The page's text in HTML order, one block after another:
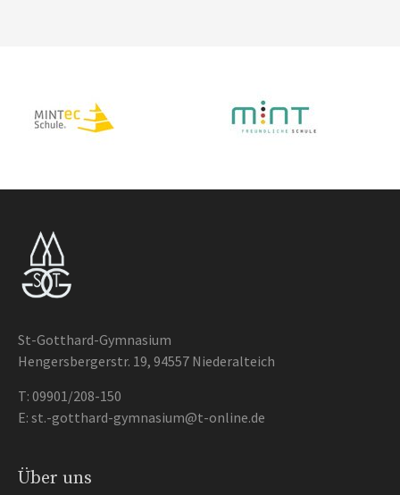
St-Gotthard-Gymnasium
Hengersbergerstr. 19, 94557 Niederalteich
T: 09901/208-150
E: st.-gotthard-gymnasium@t-online.de
Über uns